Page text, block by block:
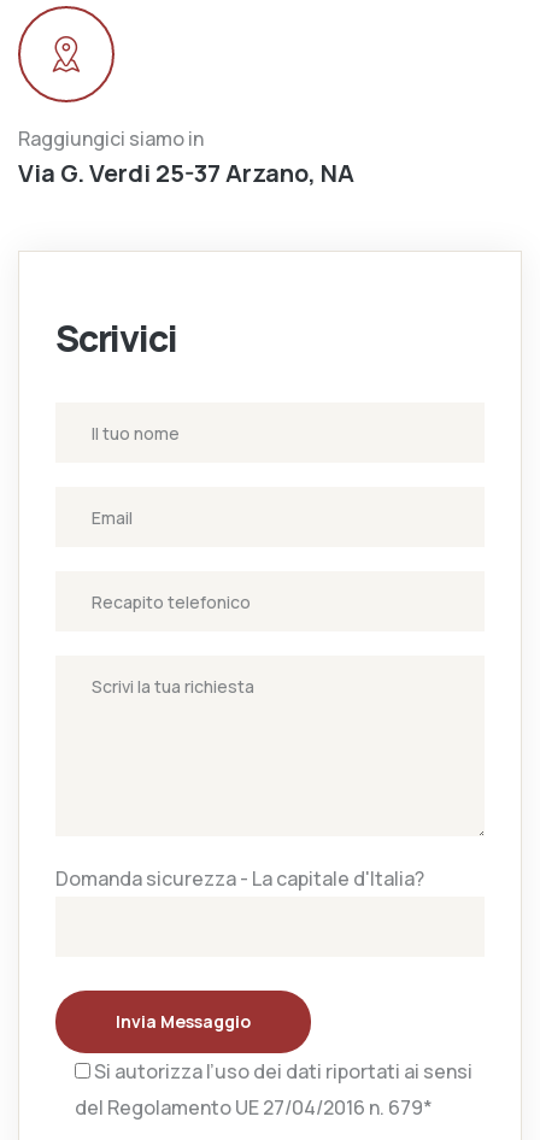
Raggiungici siamo in
Via G. Verdi 25-37 Arzano, NA
Scrivici
Domanda sicurezza - La capitale d'Italia?
Invia Messaggio
Si autorizza l’uso dei dati riportati ai sensi
del Regolamento UE 27/04/2016 n. 679*